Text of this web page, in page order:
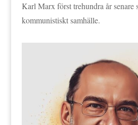
Karl Marx först trehundra år senare
kommunistiskt samhälle.